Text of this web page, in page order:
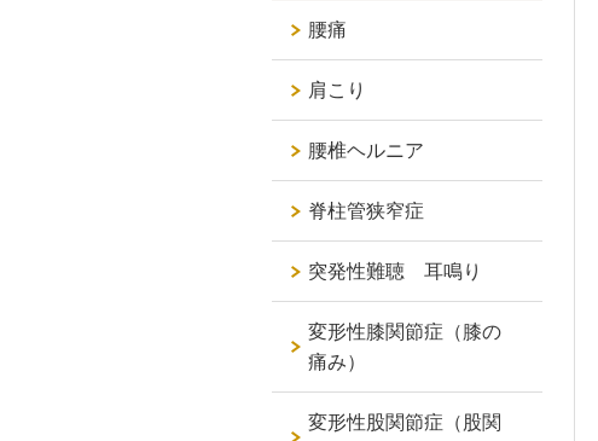
腰痛
肩こり
腰椎ヘルニア
脊柱管狭窄症
突発性難聴 耳鳴り
変形性膝関節症（膝の
痛み）
変形性股関節症（股関